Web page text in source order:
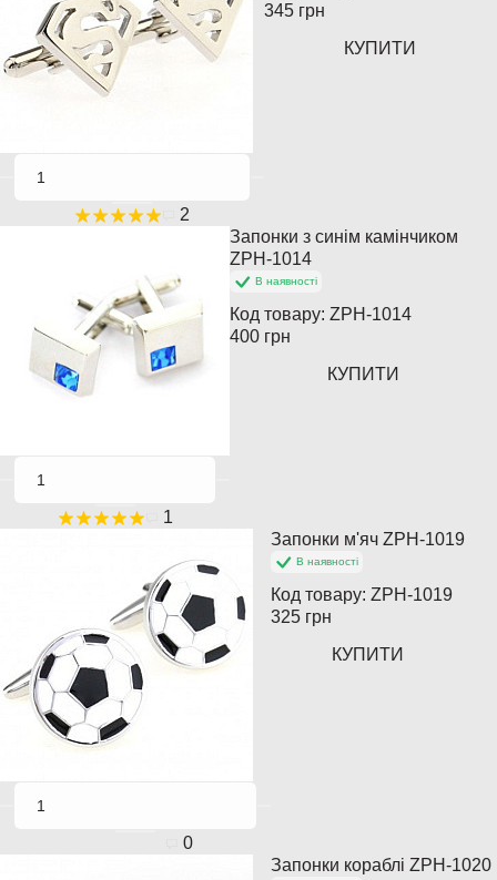
2
345 грн
КУПИТИ
1
Запонки з синім камінчиком
ZPH-1014
В наявності
Код товару:ZPH-1014
400 грн
КУПИТИ
0
Запонки м'яч ZPH-1019
В наявності
Код товару: ZPH-1019
325 грн
КУПИТИ
Запонки кораблі ZPH-1020